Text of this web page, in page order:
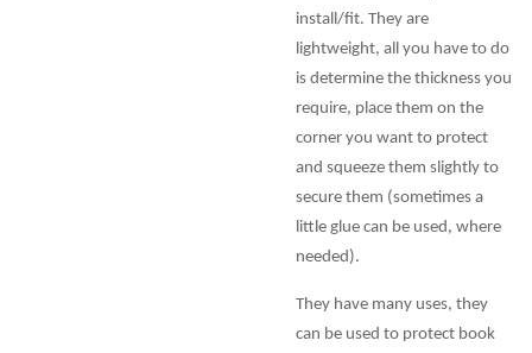
install/fit. They are
lightweight, all you have to do
is determine the thickness you
require, place them on the
corner you want to protect
and squeeze them slightly to
secure them (sometimes a
little glue can be used, where
needed).
They have many uses, they
can be used to protect book